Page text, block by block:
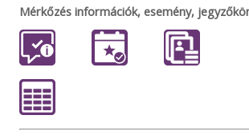
Mérkőzés információk, esemény,